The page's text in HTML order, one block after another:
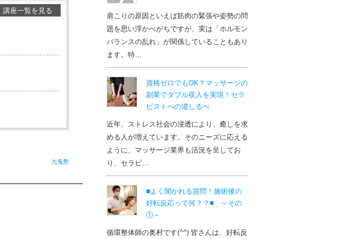
講座一覧を見る
九鬼塾
肩こりの原因といえば筋肉の緊張や姿勢の問
題を思い浮かべがちですが、実は「ホルモン
バランスの乱れ」が関係していることもあり
ます。特…
資格ゼロでもOK？マッサージの
副業でダブル収入を実現！セラ
ピストへの道しるべ
近年、ストレス社会の浸透により、癒しを求
める人が増えています。そのニーズに応える
ように、マッサージ業界も活況を呈してお
り、セラピ…
■よく聞かれる質問！施術後の
好転反応って何？？■ ～その
①～
循環整体師の奥村です(^^) 皆さんは、好転反